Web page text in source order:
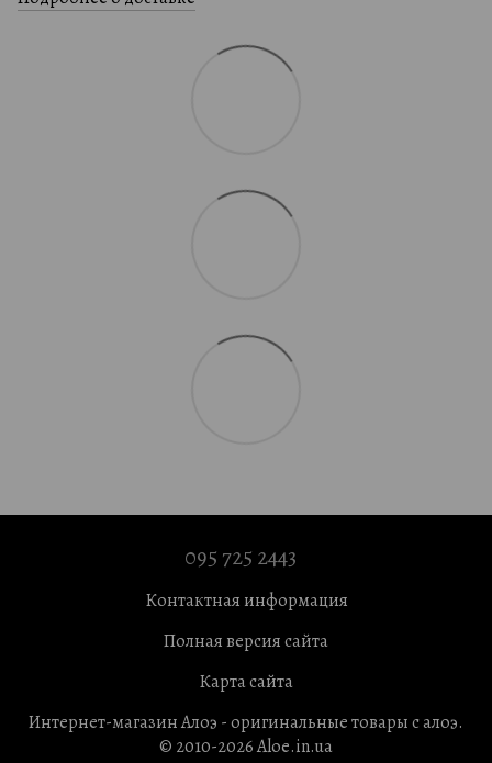
095 725 2443
Контактная информация
Полная версия сайта
Карта сайта
Интернет-магазин Алоэ - оригинальные товары с алоэ.
© 2010-2026 Aloe.in.ua